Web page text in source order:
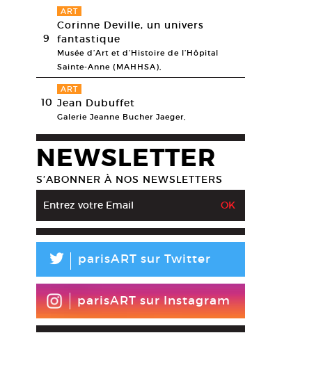
9
ART
Corinne Deville, un univers
fantastique
Musée d’Art et d’Histoire de l’Hôpital
Sainte-Anne (MAHHSA),
10
ART
Jean Dubuffet
Galerie Jeanne Bucher Jaeger,
NEWSLETTER
S’ABONNER À NOS NEWSLETTERS
L parisART sur Twitter
parisART sur Instagram